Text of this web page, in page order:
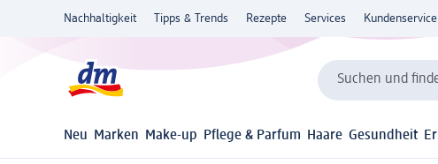
Nachhaltigkeit Tipps & Trends Rezepte Services Kundenservice
Suchen und
Neu Marken Make-up Pflege & Parfum Haare Gesundheit